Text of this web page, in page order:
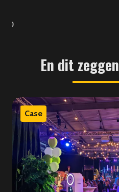
En dit zeggen
Case